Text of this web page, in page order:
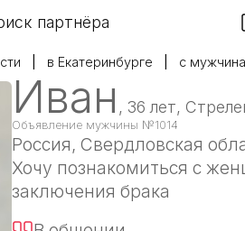
партнёра
в Екатеринбурге с
Иван , 36 лет,
Объявление мужчины №1014
Россия, Свердловская
Хочу познакомиться с
заключения брака